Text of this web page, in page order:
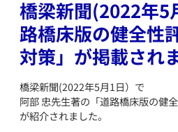
橋梁新聞(2022年5
路橋床版の健全性
対策」が掲載され
橋梁新聞(2022年5月1日）で
阿部 忠先生著の「道路橋床版の健
が紹介されました。